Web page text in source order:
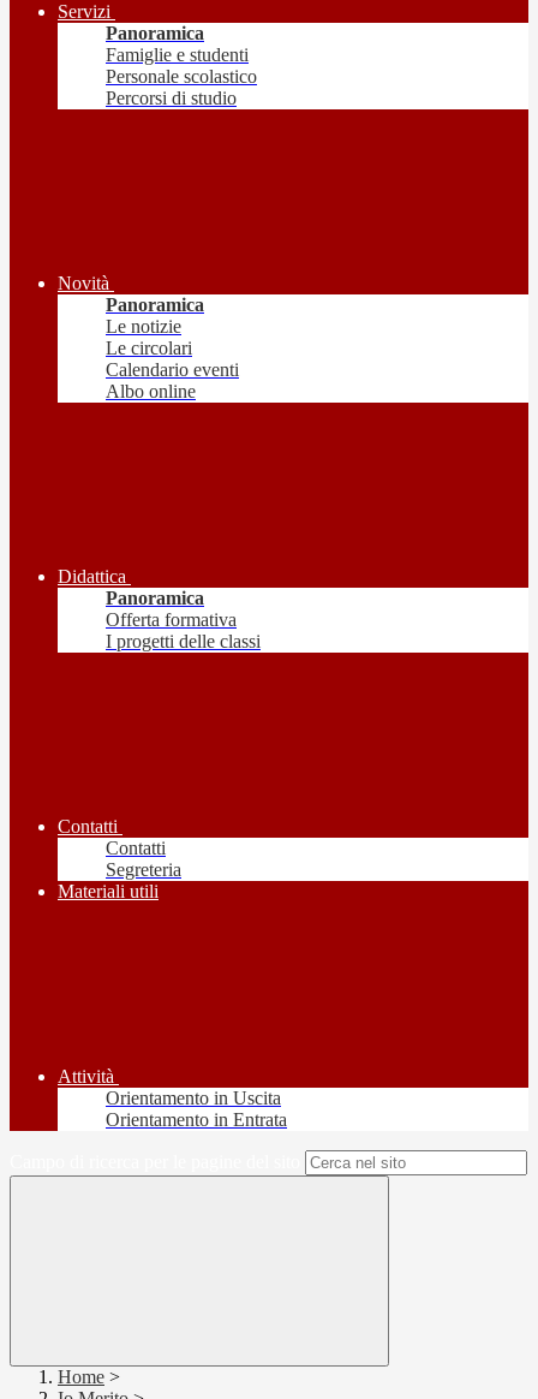
Servizi
Panoramica
Famiglie e studenti
Personale scolastico
Percorsi di studio
Novità
Panoramica
Le notizie
Le circolari
Calendario eventi
Albo online
Didattica
Panoramica
Offerta formativa
I progetti delle classi
Contatti
Contatti
Segreteria
Materiali utili
Attività
Orientamento in Uscita
Orientamento in Entrata
Home >